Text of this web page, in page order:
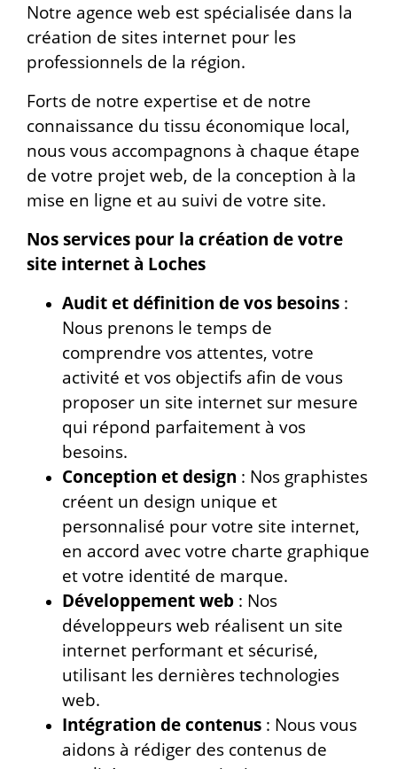
Notre agence web est spécialisée dans la
création de sites internet pour les
professionnels de la région.
Forts de notre expertise et de notre
connaissance du tissu économique local,
nous vous accompagnons à chaque étape
de votre projet web, de la conception à la
mise en ligne et au suivi de votre site.
Nos services pour la création de votre
site internet à Loches
Audit et définition de vos besoins :
Nous prenons le temps de
comprendre vos attentes, votre
activité et vos objectifs afin de vous
proposer un site internet sur mesure
qui répond parfaitement à vos
besoins.
Conception et design : Nos graphistes
créent un design unique et
personnalisé pour votre site internet,
en accord avec votre charte graphique
et votre identité de marque.
Développement web : Nos
développeurs web réalisent un site
internet performant et sécurisé,
utilisant les dernières technologies
web.
Intégration de contenus : Nous vous
aidons à rédiger des contenus de